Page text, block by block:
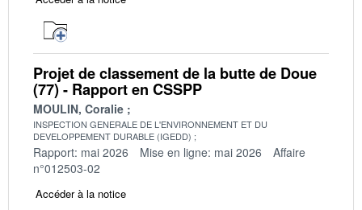
Projet de classement de la butte de Doue
(77) - Rapport en CSSPP
MOULIN, Coralie
INSPECTION GENERALE DE L'ENVIRONNEMENT ET DU
DEVELOPPEMENT DURABLE (IGEDD)
Rapport: mai 2026 Mise en ligne: mai 2026
Affaire
n°012503-02
Accéder à la notice